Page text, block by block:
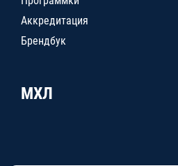
Аккредитация
Брендбук
МХЛ